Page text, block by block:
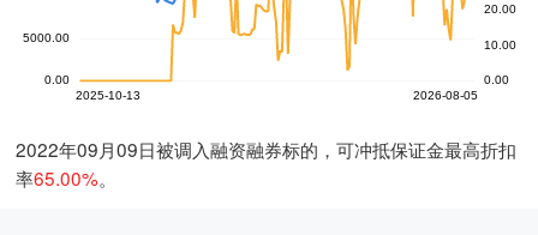
2022年09月09日被调入融资融券标的，可冲抵保证金最高折扣
率65.00%。